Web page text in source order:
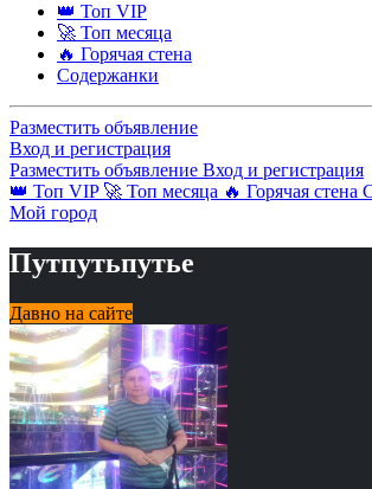
👑 Топ VIP
🚀 Топ месяца
🔥 Горячая стена
Содержанки
Разместить объявление
Вход и регистрация
Разместить объявление Вход и регистрация
👑 Топ VIP 🚀 Топ месяца 🔥 Горячая стена
Мой город
Путпутьпутье
Давно на сайте